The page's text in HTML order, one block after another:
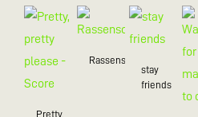
Pretty,
Rassenschau
stay
friends